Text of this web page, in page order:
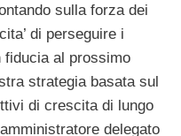
sulla forza dei
di perseguire i
fiducia al prossimo
strategia basata sul
di crescita di lungo
delegato